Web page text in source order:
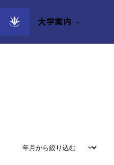
大学案内
Events